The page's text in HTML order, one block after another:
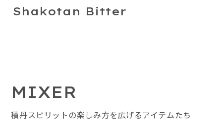
Shakotan Bitter
MIXER
積丹スピリットの楽しみ方を広げるアイテムたち